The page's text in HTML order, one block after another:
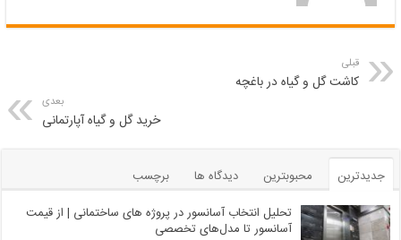
قبلی
کاشت گل و گیاه در باغچه
بعدی
خرید گل و گیاه آپارتمانی
جدیدترین محبوبترین دیدگاه ها
برچسب
تحلیل انتخاب آسانسور در پروژه‌ های ساختمانی | از قیمت
آسانسور تا مدل‌های تخصصی